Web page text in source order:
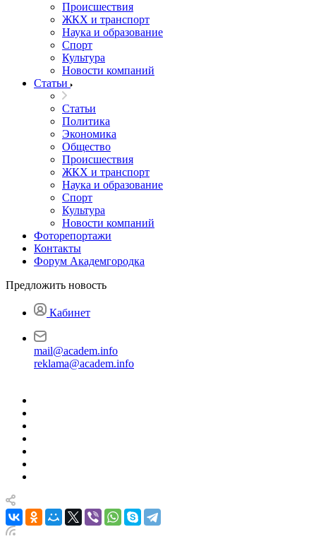
Происшествия
ЖКХ и транспорт
Наука и образование
Спорт
Культура
Новости компаний
Статьи
Статьи
Политика
Экономика
Общество
Происшествия
ЖКХ и транспорт
Наука и образование
Спорт
Культура
Новости компаний
Фоторепортажи
Контакты
Форум Академгородка
Предложить новость
Кабинет
mail@academ.info
reklama@academ.info